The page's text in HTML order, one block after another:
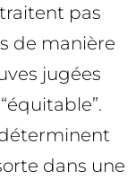
pas
de manière
jugées
dans une